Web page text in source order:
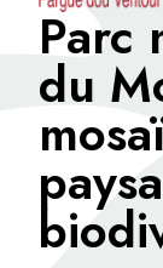
Parc
du